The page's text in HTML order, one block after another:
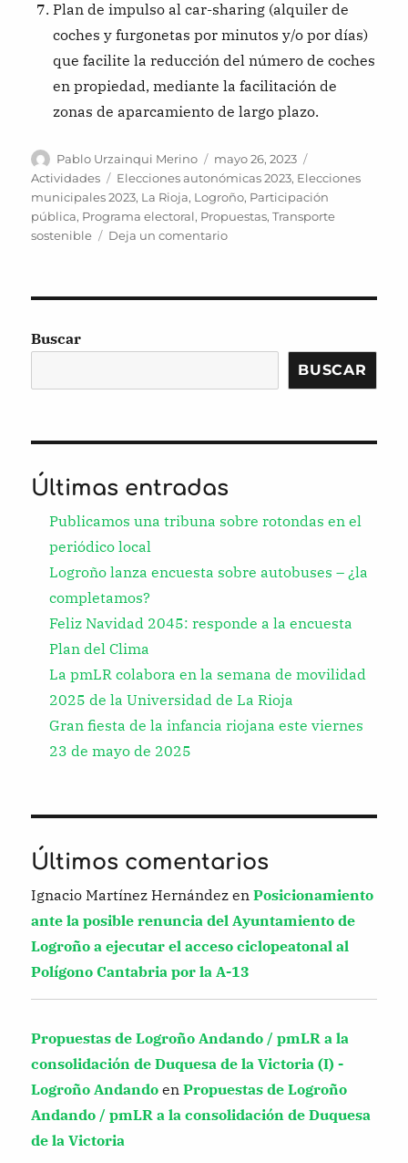
Plan de impulso al car-sharing (alquiler de
coches y furgonetas por minutos y/o por días)
que facilite la reducción del número de coches
en propiedad, mediante la facilitación de
zonas de aparcamiento de largo plazo.
Autor
Pablo Urzainqui Merino
Publicado
el
mayo 26, 2023
Actividades
Etiquetas
Elecciones autonómicas 2023, Elecciones
municipales 2023, La Rioja, Logroño, Participación
pública, Programa electoral, Propuestas,Transporte
sostenible
Deja un comentarioen
y
autonómicas
2023
Buscar
BUSCAR
Últimas entradas
Publicamos una tribuna sobre rotondas en el
periódico local
Logroño lanza encuesta sobre autobuses – ¿la
completamos?
Feliz Navidad 2045: responde a la encuesta
Plan del Clima
La pmLR colabora en la semana de movilidad
2025 de la Universidad de La Rioja
Gran fiesta de la infancia riojana este viernes
23 de mayo de 2025
Últimos comentarios
Ignacio Martínez Hernández enPosicionamiento
ante la posible renuncia del Ayuntamiento de
Logroño a ejecutar el acceso ciclopeatonal al
Polígono Cantabria por la A-13
Propuestas de Logroño Andando / pmLR a la
consolidación de Duquesa de la Victoria (I) -
Logroño Andando enPropuestas de Logroño
Andando / pmLR a la consolidación de Duquesa
de la Victoria